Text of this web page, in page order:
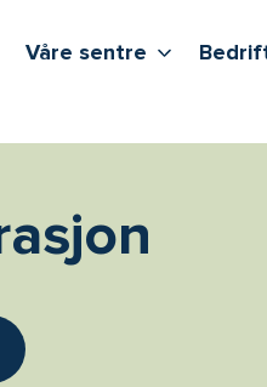
Vis flere undernivåer
Våre sentre Vis